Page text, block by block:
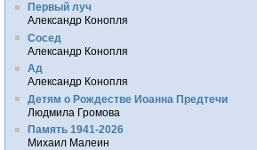
Первый луч
Александр Конопля
Сосед
Александр Конопля
Ад
Александр Конопля
Детям о Рождестве Иоанна Предтечи
Людмила Громова
Память 1941-2026
Михаил Малеин